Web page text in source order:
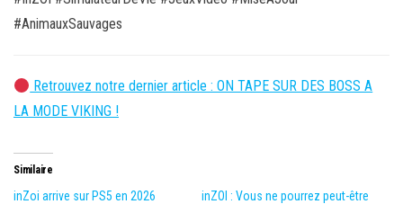
#AnimauxSauvages
Retrouvez notre dernier article : ON TAPE SUR DES BOSS A
LA MODE VIKING !
Similaire
inZoi arrive sur PS5 en 2026
inZOI : Vous ne pourrez peut-être